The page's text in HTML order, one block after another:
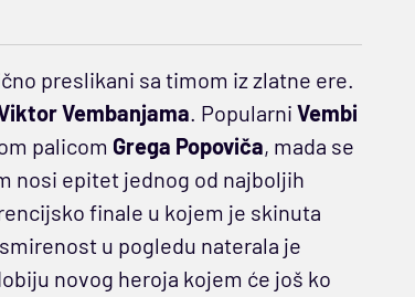
preslikani sa timom iz zlatne ere.
Vembanjama. Popularni Vembi
palicom Grega Popoviča, mada se
nosi epitet jednog od najboljih
finale u kojem je skinuta
u pogledu naterala je
novog heroja kojem će još ko